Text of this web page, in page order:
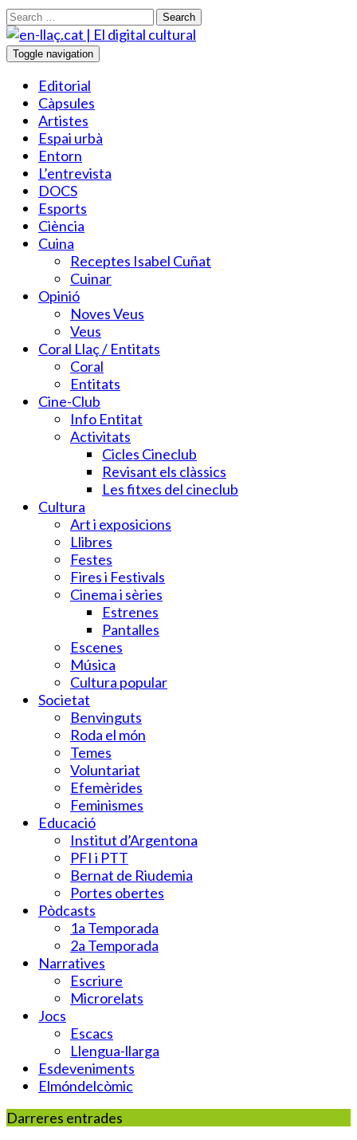
Search
Toggle navigation
Editorial
Càpsules
Artistes
Espai urbà
Entorn
L’entrevista
DOCS
Esports
Ciència
Cuina
Receptes Isabel Cuñat
Cuinar
Opinió
Noves Veus
Veus
Coral Llaç / Entitats
Coral
Entitats
Cine-Club
Info Entitat
Activitats
Cicles Cineclub
Revisant els clàssics
Les fitxes del cineclub
Cultura
Art i exposicions
Llibres
Festes
Fires i Festivals
Cinema i sèries
Estrenes
Pantalles
Escenes
Música
Cultura popular
Societat
Benvinguts
Roda el món
Temes
Voluntariat
Efemèrides
Feminismes
Educació
Institut d’Argentona
PFI i PTT
Bernat de Riudemia
Portes obertes
Pòdcasts
1a Temporada
2a Temporada
Narratives
Escriure
Microrelats
Jocs
Escacs
Llengua-llarga
Esdeveniments
Elmóndelcòmic
Darreres entrades